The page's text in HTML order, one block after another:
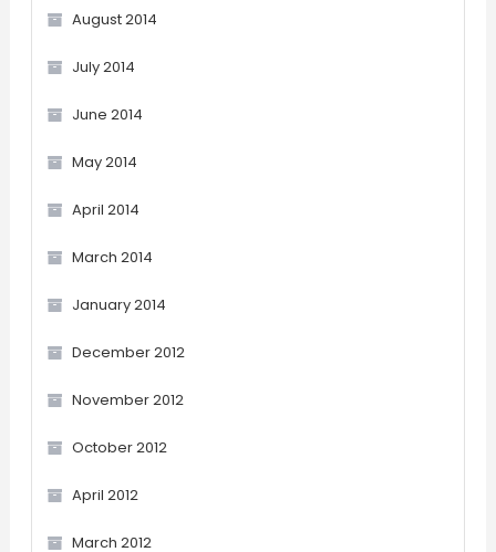
August 2014
July 2014
June 2014
May 2014
April 2014
March 2014
January 2014
December 2012
November 2012
October 2012
April 2012
March 2012